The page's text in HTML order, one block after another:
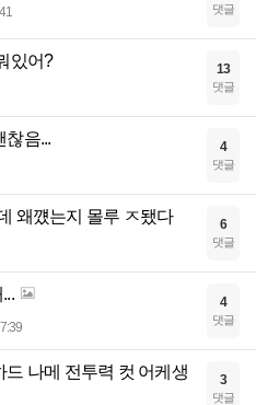
댓글
있어? 13
댓글
찮음... 4
댓글
왜꺴는지 몰루 ㅈ됐다 6
댓글
4
댓글
나메 전투력 컷 어케생
3
댓글